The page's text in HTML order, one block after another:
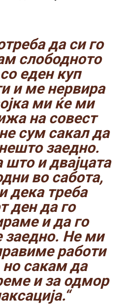
да си го
слободното
еден куп
и ме нервира
ми ќе ми
на совест
сум сакал да
заедно.
што и двајцата
во сабота,
дека треба
ден да го
и да го
Не ми
работи
но сакам да
и за одмор